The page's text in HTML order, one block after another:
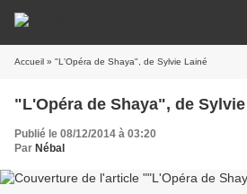
Accueil » "L'Opéra de Shaya", de Sylvie Lainé
"L'Opéra de Shaya", de
Publié le 08/12/2014 à 03:20
Par Nébal